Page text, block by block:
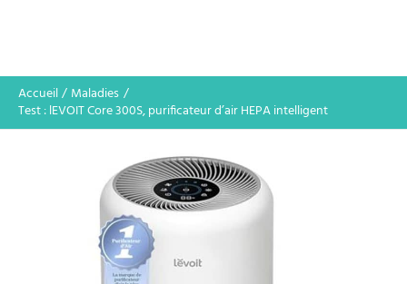
Accueil
Maladies
Test : lEVOIT Core 300S, purificateur d’air HEPA intelligent